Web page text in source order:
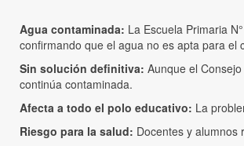
Agua contaminada: La Escuela Primaria
confirmando que el agua no es apta para el
Sin solución definitiva: Aunque el
continúa contaminada.
Afecta a todo el polo educativo: La
Riesgo para la salud: Docentes y alumnos